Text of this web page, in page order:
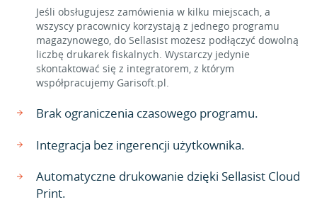
Jeśli obsługujesz zamówienia w kilku miejscach, a
wszyscy pracownicy korzystają z jednego programu
magazynowego, do Sellasist możesz podłączyć dowolną
liczbę drukarek fiskalnych. Wystarczy jedynie
skontaktować się z integratorem, z którym
współpracujemy Garisoft.pl.
Brak ograniczenia czasowego programu.
Integracja bez ingerencji użytkownika.
Automatyczne drukowanie dzięki Sellasist Cloud
Print.